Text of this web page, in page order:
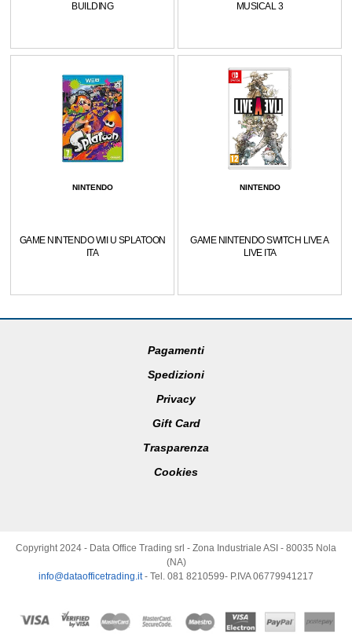
BUILDING
MUSICAL 3
NINTENDO
GAME NINTENDO WII U SPLATOON
ITA
NINTENDO
GAME NINTENDO SWITCH LIVE A
LIVE ITA
Pagamenti
Spedizioni
Privacy
Gift Card
Trasparenza
Cookies
Copyright 2024 - Data Office Trading srl - Zona Industriale ASI - 80035 Nola
(NA)
info@dataofficetrading.it- Tel. 081 8210599- P.IVA 06779941217